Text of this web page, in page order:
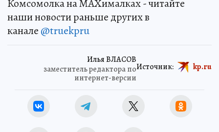
Комсомолка на MAXималках - читайте
наши новости раньше других в
канале @truekpru
Илья ВЛАСОВ
заместитель редактора по
интернет-версии
Источник: kp.ru